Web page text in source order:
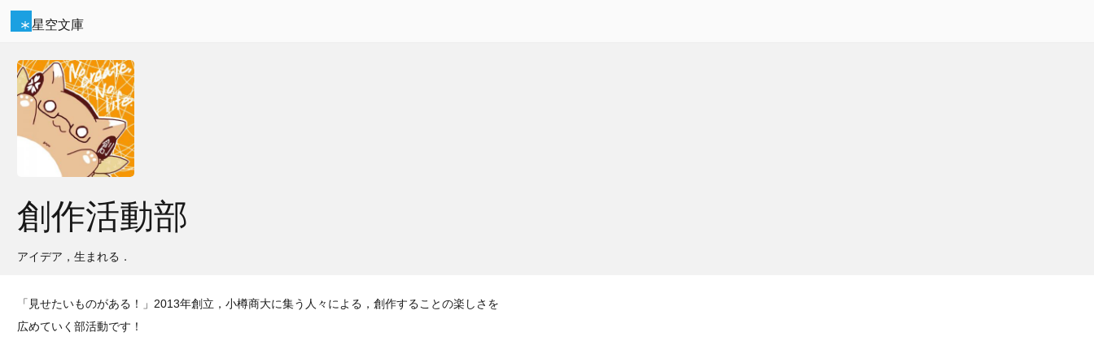
星空文庫
創作活動部
アイデア，生まれる．
「見せたいものがある！」2013年創立，小樽商大に集う人々による，創作することの楽しさを
広めていく部活動です！